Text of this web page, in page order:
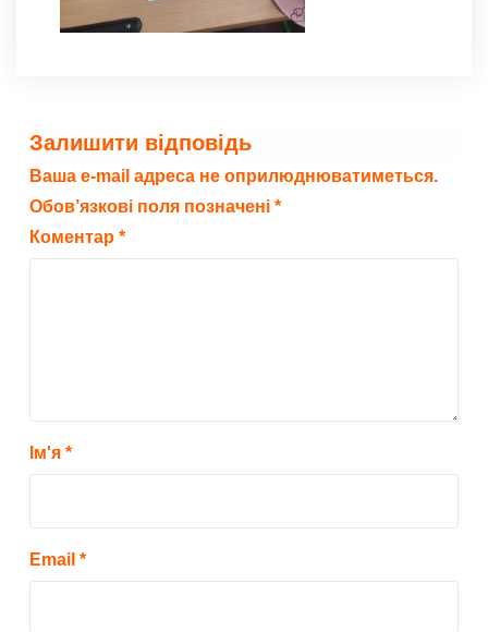
Залишити відповідь
Ваша e-mail адреса не оприлюднюватиметься.
Обов’язкові поля позначені *
Коментар *
Ім'я *
Email *